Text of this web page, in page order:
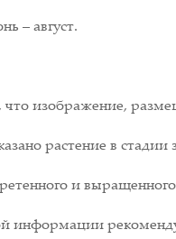
– август.
изображение,
растение в стадии
и
информации